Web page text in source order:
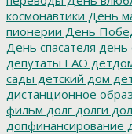
космонавтики День
пионерии День
День спасателя день
депутаты ЕАО
сады детский дом
дистанционное
фильм долг долги
допфинансирование